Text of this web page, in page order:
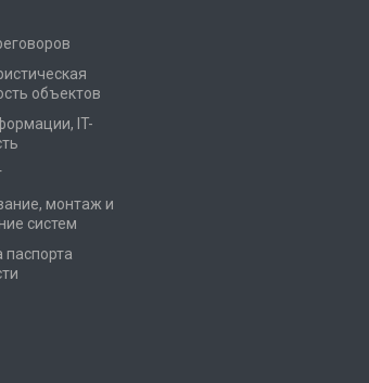
объектов
IT-
монтаж и
систем
паспорта